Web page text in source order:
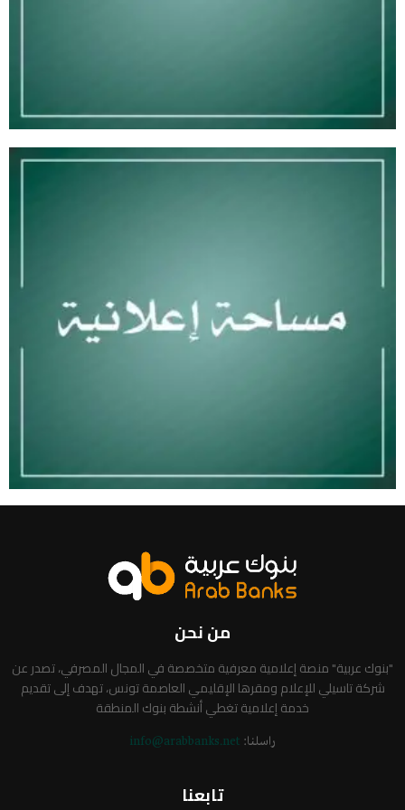
من نحن
"بنوك عربية" منصة إعلامية معرفية متخصصة في المجال المصرفي، تصدر عن
شركة تاسيلي للإعلام ومقرها الإقليمي العاصمة تونس، تهدف إلى تقديم
خدمة إعلامية تغطي أنشطة بنوك المنطقة
راسلنا: info@arabbanks.net
تابعنا